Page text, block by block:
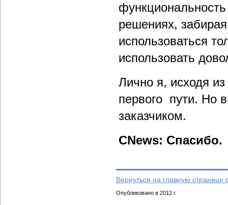
решениях,
использоваться
использовать
Лично я, исходя
первого пути. Но
заказчиком.
CNews: Спасибо.
Вернуться на главную страницу
Опубликовано в 2012 г.